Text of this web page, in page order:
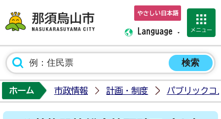
那須烏山市ホーム
やさしい日本語
Language メニュー
ホーム 市政情報 計画・制度 パブリックコ